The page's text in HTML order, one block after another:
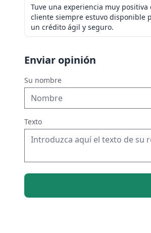
Tuve una experiencia muy
cliente siempre estuvo disponible
un crédito ágil y seguro.
Enviar opinión
Su nombre
Texto